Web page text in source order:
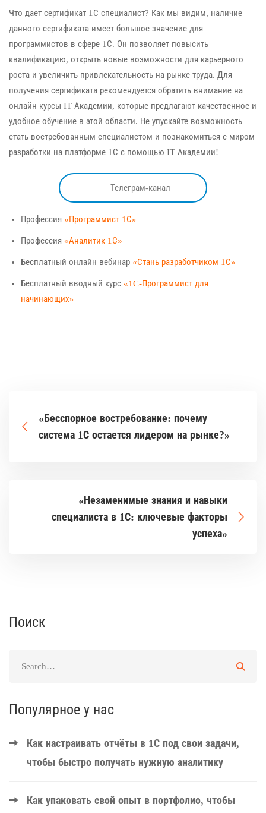
Что дает сертификат 1С специалист? Как мы видим, наличие
данного сертификата имеет большое значение для
программистов в сфере 1С. Он позволяет повысить
квалификацию, открыть новые возможности для карьерного
роста и увеличить привлекательность на рынке труда. Для
получения сертификата рекомендуется обратить внимание на
онлайн курсы IT Академии, которые предлагают качественное и
удобное обучение в этой области. Не упускайте возможность
стать востребованным специалистом и познакомиться с миром
разработки на платформе 1С с помощью IT Академии!
Телеграм-канал
Профессия «Программист 1С»
Профессия «Аналитик 1С»
Бесплатный онлайн вебинар «Стань разработчиком 1С»
Бесплатный вводный курс «1C-Программист для
начинающих»
«Бесспорное востребование: почему
система 1С остается лидером на рынке?»
«Незаменимые знания и навыки
специалиста в 1С: ключевые факторы
успеха»
Поиск
Популярное у нас
Как настраивать отчёты в 1С под свои задачи,
чтобы быстро получать нужную аналитику
Как упаковать свой опыт в портфолио, чтобы